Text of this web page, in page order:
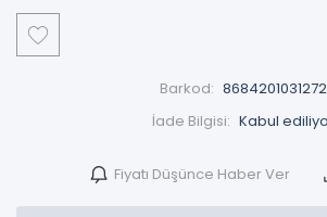
Barkod: 8684201031272
İade Bilgisi:
Fiyatı Düşünce Haber Ver